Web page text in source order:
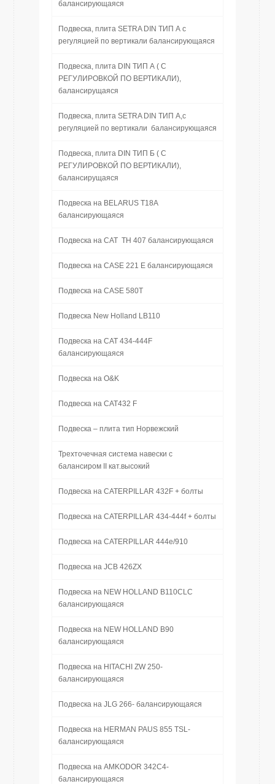
балансирующаяся
Подвеска, плита SETRA DIN ТИП А с
регуляцией по вертикали балансирующаяся
Подвеска, плита DIN ТИП А ( С
РЕГУЛИРОВКОЙ ПО ВЕРТИКАЛИ),
балансирущаяся
Подвеска, плита SETRA DIN ТИП А,с
регуляцией по вертикали балансирующаяся
Подвеска, плита DIN ТИП Б ( С
РЕГУЛИРОВКОЙ ПО ВЕРТИКАЛИ),
балансирущаяся
Подвеска на BELARUS T18A
балансирующаяся
Подвеска на CAT TH 407 балансирующаяся
Подвеска на CASE 221 E балансирующаяся
Подвеска на CASE 580T
Подвеска New Holland LB110
Подвеска на CAT 434-444F
балансирующаяся
Подвеска на O&K
Подвеска на CAT432 F
Подвеска – плита тип Норвежский
Трехточечная система навески с
балансиром II кат.высокий
Подвеска на CATERPILLAR 432F + болты
Подвеска на CATERPILLAR 434-444f + болты
Подвеска на CATERPILLAR 444e/910
Подвеска на JCB 426ZX
Подвеска на NEW HOLLAND B110CLC
балансирующаяся
Подвеска на NEW HOLLAND B90
балансирующаяся
Подвеска на HITACHI ZW 250-
балансирующаяся
Подвеска на JLG 266- балансирующаяся
Подвеска на HERMAN PAUS 855 TSL-
балансирующаяся
Подвеска на AMKODOR 342C4-
балансирующаяся